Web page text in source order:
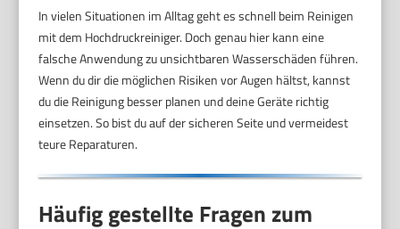
In vielen Situationen im Alltag geht es schnell beim Reinigen
mit dem Hochdruckreiniger. Doch genau hier kann eine
falsche Anwendung zu unsichtbaren Wasserschäden führen.
Wenn du dir die möglichen Risiken vor Augen hältst, kannst
du die Reinigung besser planen und deine Geräte richtig
einsetzen. So bist du auf der sicheren Seite und vermeidest
teure Reparaturen.
Häufig gestellte Fragen zum